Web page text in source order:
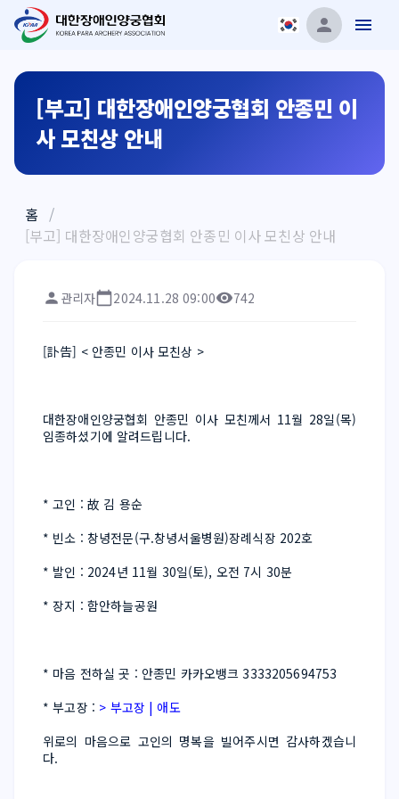
[부고] 대한장애인양궁협회 안종민 이
사 모친상 안내
홈 /
[부고] 대한장애인양궁협회 안종민 이사 모친상 안내
관리자 2024.11.28 09:00 742
[訃告] < 안종민 이사 모친상 >
대한장애인양궁협회 안종민 이사 모친께서 11월 28일(목)
임종하셨기에 알려드립니다.
* 고인 : 故 김 용순
* 빈소 : 창녕전문(구.창녕서울병원)장례식장 202호
* 발인 : 2024년 11월 30일(토), 오전 7시 30분
* 장지 : 함안하늘공원
* 마음 전하실 곳 : 안종민 카카오뱅크 3333205694753
* 부고장 : > 부고장 | 애도
위로의 마음으로 고인의 명복을 빌어주시면 감사하겠습니
다.